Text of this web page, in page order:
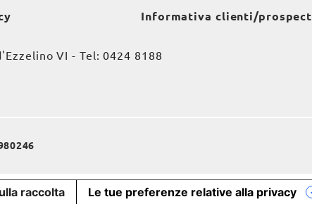
Informativa clienti/prospect
VI - Tel:0424 8188
raccolta Le tue preferenze relative alla privacy